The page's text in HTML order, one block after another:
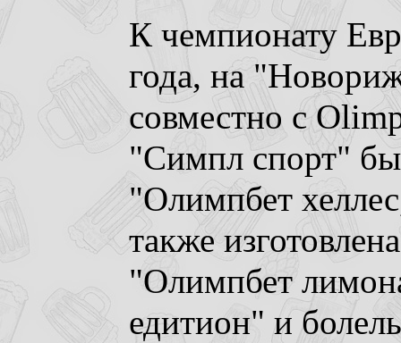
К чемпионату
года, на
совместно с
"Симпл спорт"
"Олимпбет
также
"Олимпбет
едитион" и